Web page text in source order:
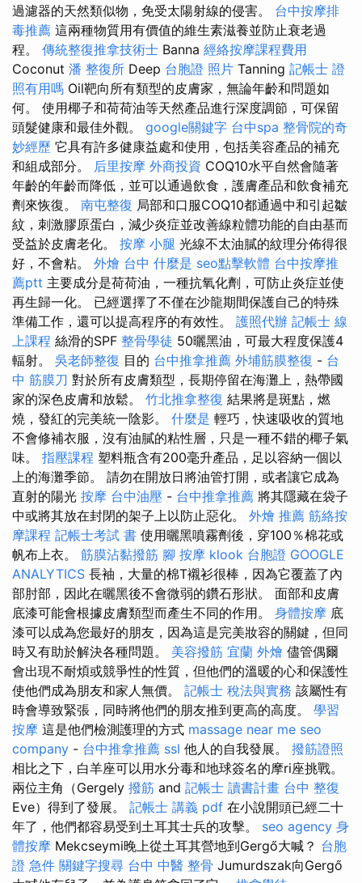
過濾器的天然類似物，免受太陽射線的侵害。 台中按摩排
毒推薦 這兩種物質用有價值的維生素滋養並防止衰老過
程。 傳統整復推拿技術士 Banna 經絡按摩課程費用
Coconut 潘 整復所 Deep 台胞證 照片 Tanning 記帳士 證
照有用嗎 Oil靶向所有類型的皮膚家，無論年齡和問題如
何。 使用椰子和荷荷油等天然產品進行深度調節，可保留
頭髮健康和最佳外觀。 google關鍵字 台中spa 整骨院的奇
妙經歷 它具有許多健康益處和使用，包括美容產品的補充
和組成部分。 后里按摩 外商投資 COQ10水平自然會隨著
年齡的年齡而降低，並可以通過飲食，護膚產品和飲食補充
劑來恢復。 南屯整復 局部和口服COQ10都通過中和引起皺
紋，刺激膠原蛋白，減少炎症並改善線粒體功能的自由基而
受益於皮膚老化。 按摩 小腿 光線不太油膩的紋理分佈得很
好，不會粘。 外燴 台中 什麼是 seo點擊軟體 台中按摩推
薦ptt 主要成分是荷荷油，一種抗氧化劑，可防止炎症並使
再生歸一化。 已經選擇了不僅在沙龍期間保護自己的特殊
準備工作，還可以提高程序的有效性。 護照代辦 記帳士 線
上課程 絲滑的SPF 整骨學徒 50曬黑油，可最大程度保護4
輻射。 吳老師整復 目的 台中推拿推薦 外埔筋膜整復 - 台
中 筋膜刀 對於所有皮膚類型，長期停留在海灘上，熱帶國
家的深色皮膚和放鬆。 竹北推拿整復 結果將是斑點，燃
燒，發紅的完美統一陰影。 什麼是 輕巧，快速吸收的質地
不會修補衣服，沒有油膩的粘性層，只是一種不錯的椰子氣
味。 指壓課程 塑料瓶含有200毫升產品，足以容納一個以
上的海灘季節。 請勿在開放日將油管打開，或者讓它成為
直射的陽光 按摩 台中油壓 - 台中推拿推薦 將其隱藏在袋子
中或將其放在封閉的架子上以防止惡化。 外燴 推薦 筋絡按
摩課程 記帳士考試 書 使用曬黑噴霧劑後，穿100％棉花或
帆布上衣。 筋膜沾黏撥筋 腳 按摩 klook 台胞證 GOOGLE
ANALYTICS 長袖，大量的棉T襯衫很棒，因為它覆蓋了內
部肘部，因此在曬黑後不會微弱的鑽石形狀。 面部和皮膚
底漆可能會根據皮膚類型而產生不同的作用。 身體按摩 底
漆可以成為您最好的朋友，因為這是完美妝容的關鍵，但同
時又有助於解決各種問題。 美容撥筋 宜蘭 外燴 儘管偶爾
會出現不耐煩或競爭性的性質，但他們的溫暖的心和保護性
使他們成為朋友和家人無價。 記帳士 稅法與實務 該屬性有
時會導致緊張，同時將他們的朋友推到更高的高度。 學習
按摩 這是他們檢測護理的方式 massage near me seo
company - 台中推拿推薦 ssl 他人的自我發展。 撥筋證照
相比之下，白羊座可以用水分毒和地球簽名的摩ri座挑戰。
兩位主角（Gergely 撥筋 and 記帳士 讀書計畫 台中 整復
Eve）得到了發展。 記帳士 講義 pdf 在小說開頭已經二十
年了，他們都容易受到土耳其士兵的攻擊。 seo agency 身
體按摩 Mekcseymi晚上從土耳其營地到Gergő大喊？ 台胞
證 急件 關鍵字搜尋 台中 中醫 整骨 Jumurdszak向Gergő